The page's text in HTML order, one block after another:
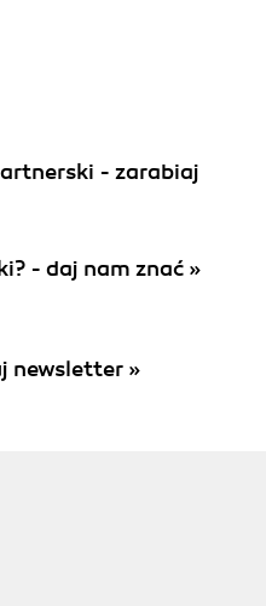
- zarabiaj
- daj nam znać »
newsletter »